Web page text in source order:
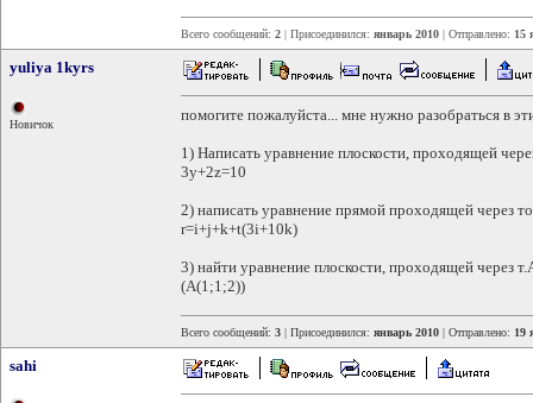
Всего сообщений: 2 | Присоединился: январь 2010 | Отправлено: 15
yuliya 1kyrs
Новичок
помогите пожалуйста... мне нужно разобраться в
1) Написать уравнение плоскости, проходящей
3y+2z=10
2) написать уравнение прямой проходящей через
r=i+j+k+t(3i+10k)
3) найти уравнение плоскости, проходящей
(А(1;1;2))
Всего сообщений: 3 | Присоединился: январь 2010 | Отправлено: 19
sahi